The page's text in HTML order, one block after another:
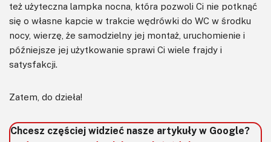
też użyteczna lampka nocna, która pozwoli Ci nie potknąć
się o własne kapcie w trakcie wędrówki do WC w środku
nocy, wierzę, że samodzielny jej montaż, uruchomienie i
późniejsze jej użytkowanie sprawi Ci wiele frajdy i
satysfakcji.
Zatem, do dzieła!
Chcesz częściej widzieć nasze artykuły w Google?